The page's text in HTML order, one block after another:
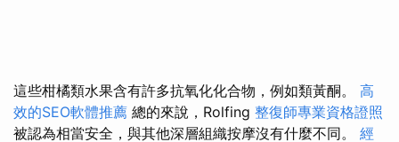
這些柑橘類水果含有許多抗氧化化合物，例如類黃酮。 高
效的SEO軟體推薦 總的來說，Rolfing 整復師專業資格證照
被認為相當安全，與其他深層組織按摩沒有什麼不同。 經